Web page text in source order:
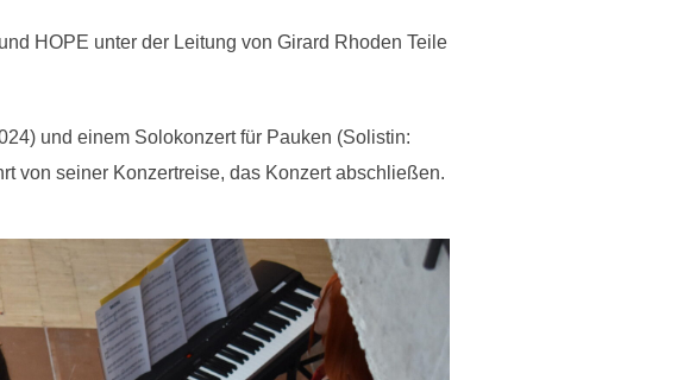
HOPE unter der Leitung von Girard Rhoden Teile
und einem Solokonzert für Pauken (Solistin:
von seiner Konzertreise, das Konzert abschließen.